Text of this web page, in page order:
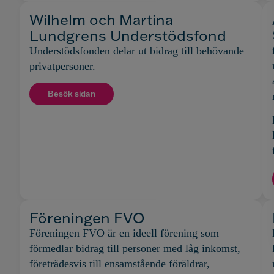
Wilhelm och Martina
Lundgrens Understödsfond
Understödsfonden delar ut bidrag till behövande
privatpersoner.
Besök sidan
Föreningen FVO
Föreningen FVO är en ideell förening som
förmedlar bidrag till personer med låg inkomst,
företrädesvis till ensamstående föräldrar,